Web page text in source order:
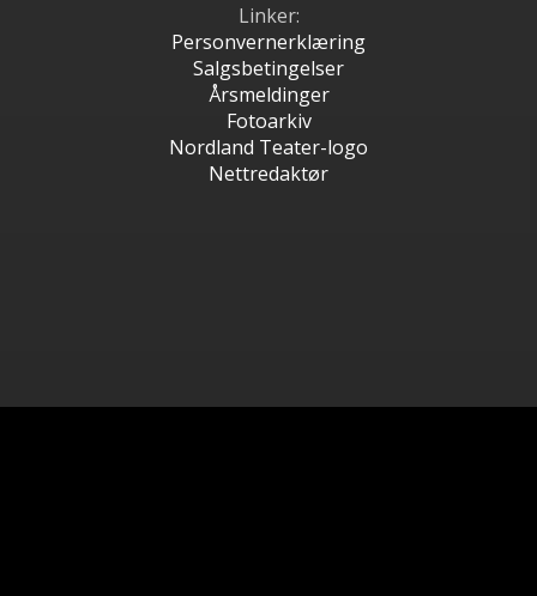
Linker:
Personvernerklæring
Salgsbetingelser
Årsmeldinger
Fotoarkiv
Nordland Teater-logo
Nettredaktør